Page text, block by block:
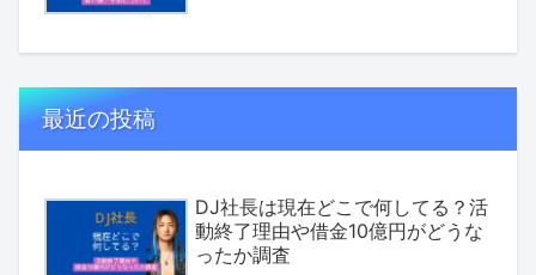
最近の投稿
DJ社長は現在どこで何してる？活
動終了理由や借金10億円がどうな
ったか調査